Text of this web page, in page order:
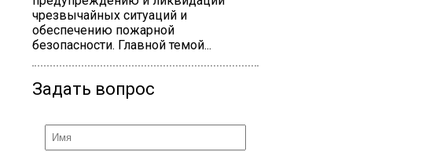
чрезвычайных ситуаций и
обеспечению пожарной
безопасности. Главной темой...
Задать вопрос